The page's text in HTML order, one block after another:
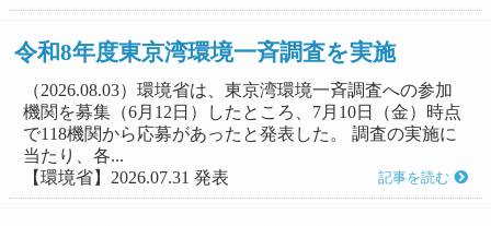
令和8年度東京湾環境一斉調査を実施
（2026.08.03）環境省は、東京湾環境一斉調査への参加
機関を募集（6月12日）したところ、7月10日（金）時点
で118機関から応募があったと発表した。 調査の実施に
当たり、各...
【環境省】2026.07.31 発表
記事を読む